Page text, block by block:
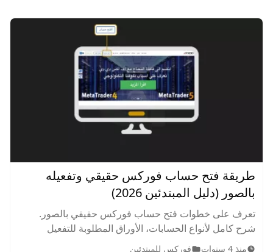
طريقة فتح حساب فوركس حقيقي وتفعيله
بالصور (دليل المبتدئين 2026)
تعرف على خطوات فتح حساب فوركس حقيقي بالصور.
شرح كامل لأنواع الحسابات، الأوراق المطلوبة للتفعيل
السريع، ونصائح الخبراء لتجنب مخاطر التداول. ابدأ رحلتك
منذ 4 سنوات فوركس للمبتدئين